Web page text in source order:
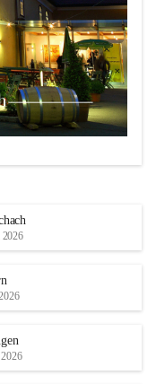
der Weinstraße!
Gruppen
oder
,